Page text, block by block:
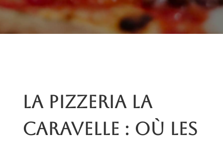
La pizzeria La
Caravelle : où les